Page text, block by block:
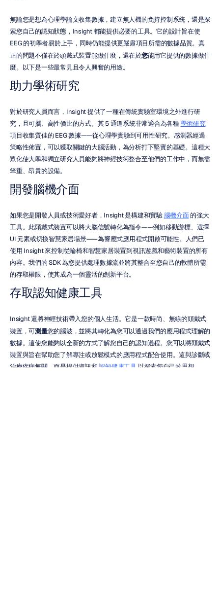
無論您是想為心理學論文收集數據，建立無人機的免持控制系統，還是探
索您自己的認知狀態，Insight 都能提供必要的工具。它的設計旨在使
EEG 的初學者易於上手，同時仍能提供更嚴肅項目所需的數據品質。真
正的問題不僅在於頭戴式裝置能做什麼，還在於您能用它提供的數據做什
麼。以下是一些最常見且令人興奮的用途。
助力學術研究
對於研究人員而言，Insight 提供了一種在傳統實驗室環境之外進行研
究，且可攜、高性價比的方式。其 5 通道系統非常適合為各種 學術研究
項目收集質佳的 EEG 數據——從心理學實驗到可用性研究。感測器經過
策略性佈置，可以獲取關鍵的大腦活動，為分析打下堅實的基礎。這種大
眾化使大學和獨立研究人員能夠將神經技術整合至他們的工作中，而無需
笨重、昂貴的設備。
開發腦機介面
如果您是開發人員或技術愛好者，Insight 是構建和實驗 腦機介面 的強大
工具。此頭戴式裝置可以將大腦信號轉化為指令——例如移動游標、選擇
UI 元素或切換智慧家居場景——為響應式應用程式開啟可能性。人們已
使用 Insight 來控制從輪椅和智慧家居裝置到視訊遊戲和藝術裝置的所有
內容。我們的 SDK 為您提供處理數據流並將其整合至您自己的軟體所需
的存取權限，使其成為一個靈活的創新平台。
存取認知健康工具
Insight 還將神經技術帶入您的個人生活。它是一款時尚、無線的頭戴式
裝置，可測量您的腦波，並將其轉化為您可以通過我們的應用程式理解的
數據。這使您能夠以全新的方式了解您自己的認知過程。您可以將頭戴式
裝置與旨在幫助您了解專注或放鬆模式的應用程式配合使用。這與診斷或
治療疾病無關，而是提供資訊和 認知健康工具 以探索您自己的思想。